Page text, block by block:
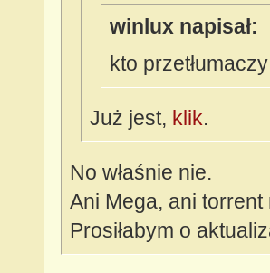
winlux napisał:
kto
Już jest, klik.
No właśnie nie.
Ani Mega, ani torrent
Prosiłabym o